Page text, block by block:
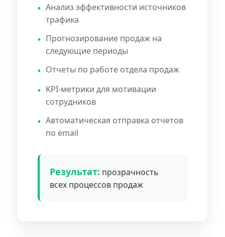
Анализ эффективности источников
трафика
Прогнозирование продаж на
следующие периоды
Отчеты по работе отдела продаж
KPI-метрики для мотивации
сотрудников
Автоматическая отправка отчетов
по email
Результат: прозрачность
всех процессов продаж